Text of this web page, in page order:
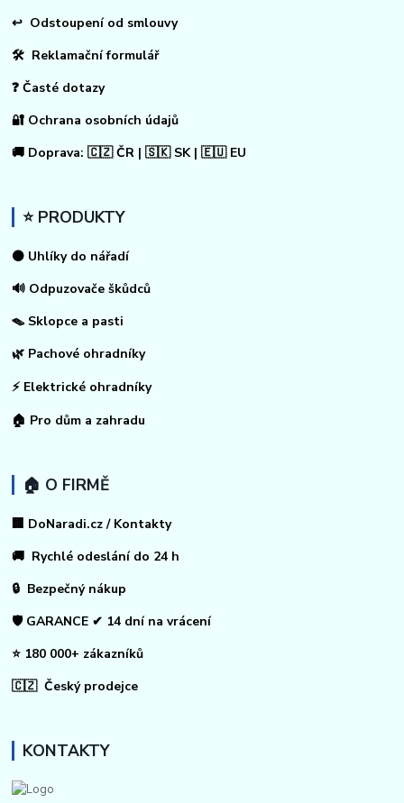
↩ Odstoupení od smlouvy
🛠 Reklamační formulář
❓ Časté dotazy
🔐 Ochrana osobních údajů
🚚 Doprava: 🇨🇿 ČR | 🇸🇰 SK | 🇪🇺 EU
⭐ PRODUKTY
⚫ Uhlíky do nářadí
🔊 Odpuzovače škůdců
🪤 Sklopce a pasti
🌿 Pachové ohradníky
⚡ Elektrické ohradníky
🏠 Pro dům a zahradu
🏠 O FIRMĚ
🏢 DoNaradi.cz / Kontakty
🚚 Rychlé odeslání do 24 h
🔒 Bezpečný nákup
🛡️ GARANCE ✔ 14 dní na vrácení
⭐ 180 000+ zákazníků
🇨🇿 Český prodejce
KONTAKTY